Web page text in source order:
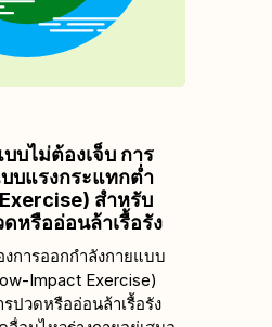
บไม่ต้องเจ็บ การ
บแรงกระแทกต่ำ
สำหรับ
หรืออ่อนล้าเรื้อรัง
การออกกำลังกายแบบ
Impact Exercise)
ปวดหรืออ่อนล้าเรื้อรัง